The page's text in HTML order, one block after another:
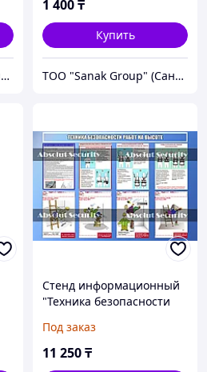
ТОО "Sanak Group" (Санак групп)
1 400₸
Купить
ТОО "Sanak Group" (Санак групп)
Стенд информационный
"Техника безопасности
Под заказ
11 250₸